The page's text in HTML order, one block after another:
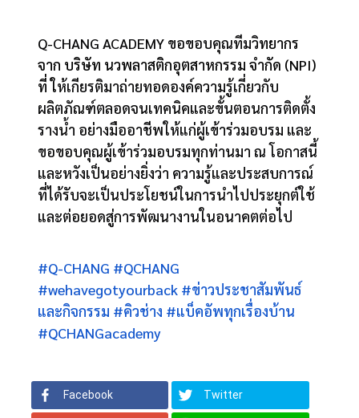
Q-CHANG ACADEMY ขอขอบคุณทีมวิทยากร
จาก บริษัท นวพลาสติกอุตสาหกรรม จำกัด (NPI)
ที่ ให้เกียรติมาถ่ายทอดองค์ความรู้เกี่ยวกับ
ผลิตภัณฑ์ตลอดจนเทคนิคและขั้นตอนการติดตั้ง
รางน้ำ อย่างมืออาชีพให้แก่ผู้เข้าร่วมอบรม และ
ขอขอบคุณผู้เข้าร่วมอบรมทุกท่านมา ณ โอกาสนี้
และหวังเป็นอย่างยิ่งว่า ความรู้และประสบการณ์
ที่ได้รับจะเป็นประโยชน์ในการนำไปประยุกต์ใช้
และต่อยอดสู่การพัฒนางานในอนาคตต่อไป
#Q-CHANG #QCHANG
#wehavegotyourback #ข่าวประชาสัมพันธ์
และกิจกรรม #คิวช่าง #แบ็คอัพทุกเรื่องบ้าน
#QCHANGacademy
Facebook Twitter